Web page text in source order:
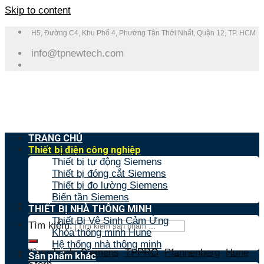
Skip to content
H5, Đường C4, Khu Phố 4, Phường Tân Thới Nhất, Quận 12, TP. HCM
info@tpnewtech.com
Tìm kiếm:
Tìm nhanh:Siemens,TPPRO,Pfannenberg,Hune,
TRANG CHỦ
Thiết bị điện công nghiệp
Thiết bị tự động Siemens
Thiết bị đóng cắt Siemens
Thiết bị đo lường Siemens
Biến tần Siemens
THIẾT BỊ NHÀ THÔNG MINH
Thiết Bị Vệ Sinh Cảm Ứng
Khóa thông minh Hune
Hệ thống nhà thông minh
Sản phẩm khác